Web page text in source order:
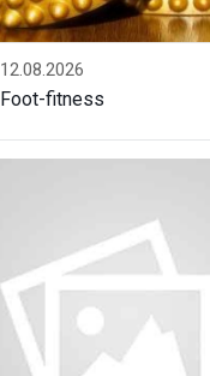
12.08.2026
Foot-fitness